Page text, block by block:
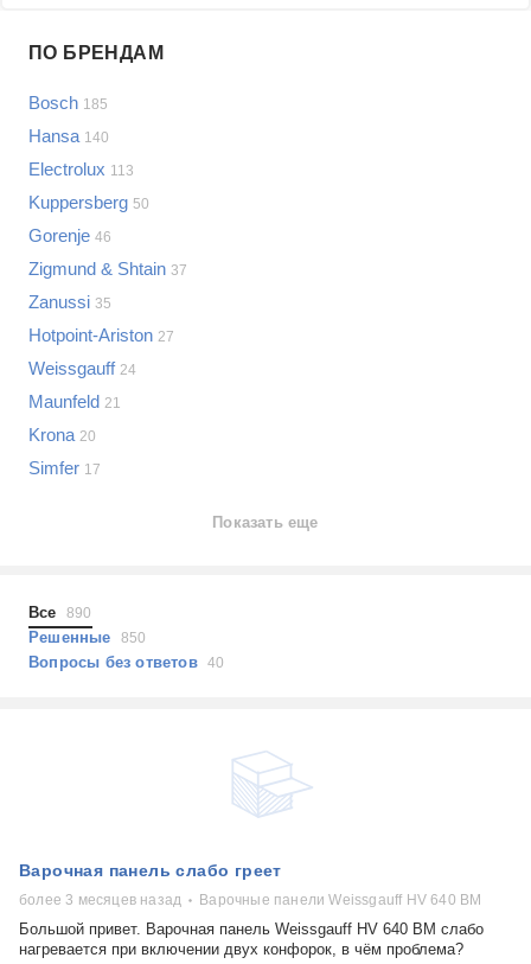
LG
Sony
Bosch
Asus
Lenovo
Indesit
JBL
Показать еще
Проблемы по категориям
Варочные панели
Сотовые телефоны
Планшеты
Наушники
Выберите...
не включается
самопроизвольное выключение
выдает ошибку
плохо работает
решение проблемы
ПО БРЕНДАМ
Bosch 185
Hansa 140
Electrolux 113
Kuppersberg 50
Gorenje 46
Zigmund & Shtain 37
Zanussi 35
Hotpoint-Ariston 27
Weissgauff 24
Maunfeld 21
Krona 20
Simfer 17
Показать еще
Все 890
Решенные 850
Вопросы без ответов40
Варочная панель слабо греет
более 3 месяцев назад Варочные панели Weissgauff HV 640 BM
Большой привет. Варочная панель Weissgauff HV 640 BM слабо
нагревается при включении двух конфорок, в чём проблема?